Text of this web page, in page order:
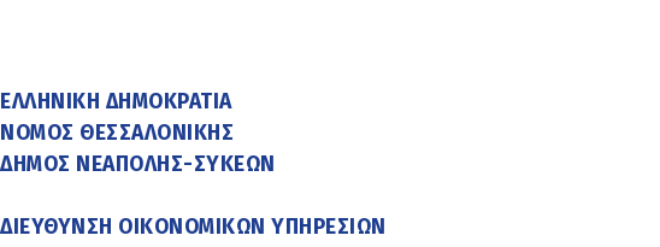
ΕΛΛΗΝΙΚΗ ΔΗΜΟΚΡΑΤΙΑ
ΝΟΜΟΣ ΘΕΣΣΑΛΟΝΙΚΗΣ
ΔΗΜΟΣ ΝΕΑΠΟΛΗΣ-ΣΥΚΕΩΝ
ΔΙΕΥΘΥΝΣΗ ΟΙΚΟΝΟΜΙΚΩΝ ΥΠΗΡΕΣΙΩΝ